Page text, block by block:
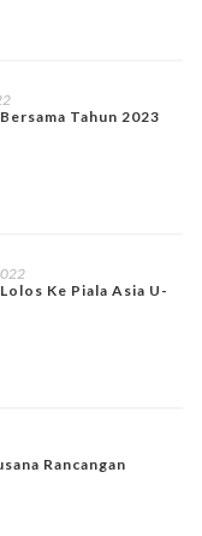
Tahun 2023
Ke Piala Asia U-
Rancangan